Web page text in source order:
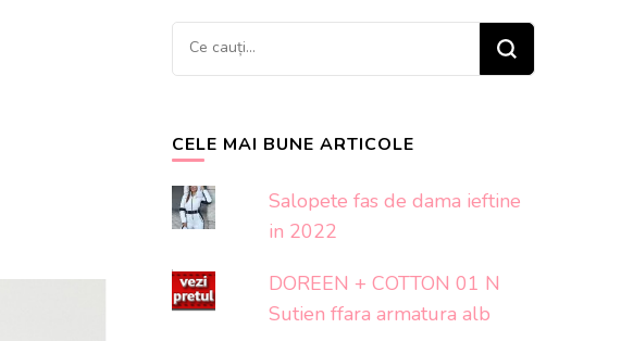
Cauți
ceva?
CELE MAI BUNE ARTICOLE
Salopete fas de dama ieftine
in 2022
DOREEN + COTTON 01 N
Sutien ffara armatura alb